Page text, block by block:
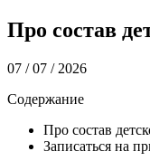
Про состав
07 / 07 / 2026
Содержание
Про состав
Записаться на